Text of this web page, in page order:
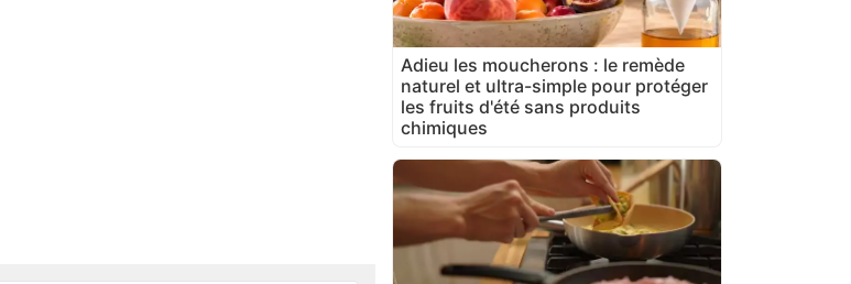
Adieu les moucherons : le remède
naturel et ultra-simple pour protéger
les fruits d'été sans produits
chimiques